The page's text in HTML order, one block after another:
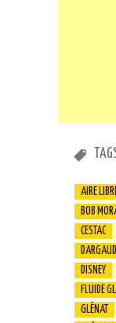
AIRE
BOB
CESTAC
DARGAUD
DISNEY
FLUIDE
GLÉNAT